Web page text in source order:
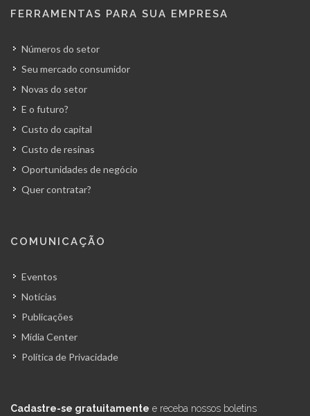
FERRAMENTAS PARA SUA EMPRESA
Números do setor
Seu mercado consumidor
Novas do setor
E o futuro?
Custo do capital
Custo de resinas
Oportunidades de negócio
Quer contratar?
COMUNICAÇÃO
Eventos
Notícias
Publicações
Mídia Center
Política de Privacidade
Cadastre-se gratuitamente e receba nossos boletins